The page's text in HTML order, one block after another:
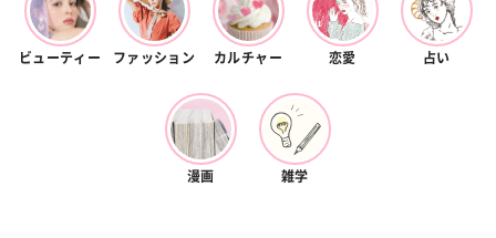
ビューティー ファッション カルチャー 恋愛 占い
漫画 雑学